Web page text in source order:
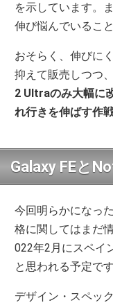
を示しています。
伸び悩んでいるこ
おそらく、伸びに
抑えて販売しつつ
2 Ultraのみ大幅に
れ行きを伸ばす作
Galaxy FEと
今回明らかになっ
格に関してはまだ
022年2月にスペイ
と思われる予定です
デザイン・スペッ